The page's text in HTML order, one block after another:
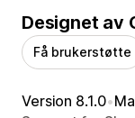
Designet av
Få brukerstøtte
Version 8.1.0•